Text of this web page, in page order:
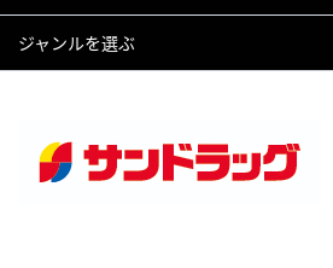
ジャンルを選ぶ